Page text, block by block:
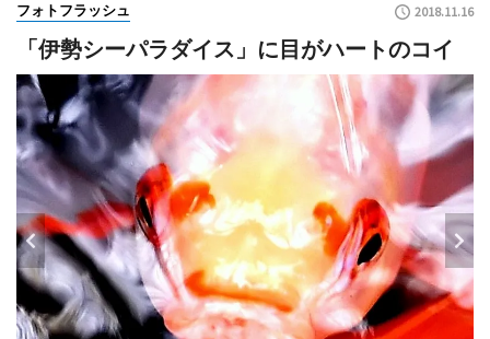
フォトフラッシュ 2018.11.16
「伊勢シーパラダイス」に目がハートのコイ